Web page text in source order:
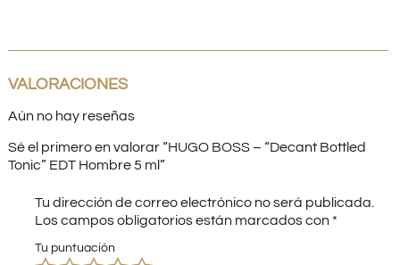
VALORACIONES
Aún no hay reseñas
Sé el primero en valorar “HUGO BOSS – “Decant Bottled
Tonic” EDT Hombre 5 ml”
Tu dirección de correo electrónico no será publicada.
Los campos obligatorios están marcados con *
Tu puntuación